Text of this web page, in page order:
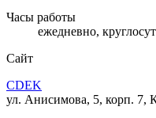
Часы работы
ежедневно,
Сайт
CDEK
ул. Анисимова, 5, корп. 7,